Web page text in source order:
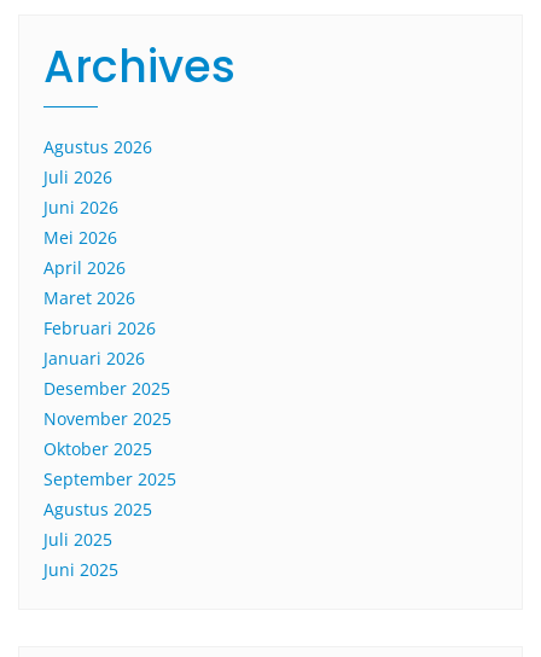
Archives
Agustus 2026
Juli 2026
Juni 2026
Mei 2026
April 2026
Maret 2026
Februari 2026
Januari 2026
Desember 2025
November 2025
Oktober 2025
September 2025
Agustus 2025
Juli 2025
Juni 2025